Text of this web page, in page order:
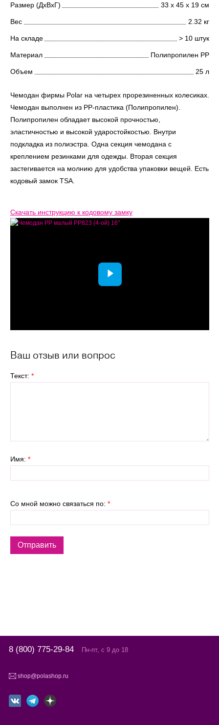
Размер (ДхВхГ) 33 х 45 х 19 см
Вес 2.32 кг
На складе > 10 штук
Материал Полипропилен PP
Объем 25 л
Чемодан фирмы Polar на четырех прорезиненных колесиках.
Чемодан выполнен из PP-пластика (Полипропилен).
Полипропилен обладает высокой прочностью,
эластичностью и высокой ударостойкостью. Внутри
подкладка из полиэстра. Одна секция чемодана с
креплением резинками для одежды. Вторая секция
застегивается на молнию для удобства упаковки вещей. Есть
кодовый замок TSA.
Скачать инструкцию к кодовому замку
Ваш отзыв или вопрос
Текст: *
Имя: *
Со мной можно связаться по: *
8 (800) 775-29-84 Пн-пт, с 9 до 18
shop@polashop.ru